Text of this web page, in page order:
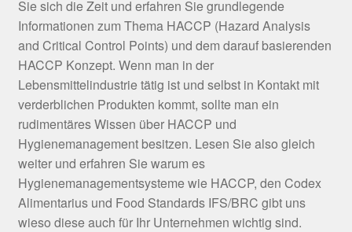
Sie sich die Zeit und erfahren Sie grundlegende
Informationen zum Thema HACCP (Hazard Analysis
and Critical Control Points) und dem darauf basierenden
HACCP Konzept. Wenn man in der
Lebensmittelindustrie tätig ist und selbst in Kontakt mit
verderblichen Produkten kommt, sollte man ein
rudimentäres Wissen über HACCP und
Hygienemanagement besitzen. Lesen Sie also gleich
weiter und erfahren Sie warum es
Hygienemanagementsysteme wie HACCP, den Codex
Alimentarius und Food Standards IFS/BRC gibt uns
wieso diese auch für Ihr Unternehmen wichtig sind.